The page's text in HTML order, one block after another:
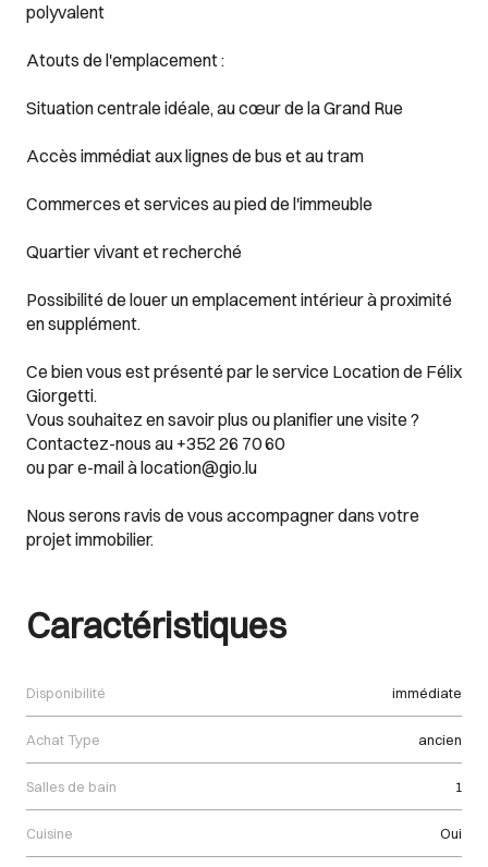
polyvalent
Atouts de l'emplacement :
Situation centrale idéale, au cœur de la Grand Rue
Accès immédiat aux lignes de bus et au tram
Commerces et services au pied de l'immeuble
Quartier vivant et recherché
Possibilité de louer un emplacement intérieur à proximité
en supplément.
Ce bien vous est présenté par le service Location de Félix
Giorgetti.
Vous souhaitez en savoir plus ou planifier une visite ?
Contactez-nous au +352 26 70 60
ou par e-mail à location@gio.lu
Nous serons ravis de vous accompagner dans votre
projet immobilier.
Caractéristiques
Disponibilité immédiate
Achat Type ancien
Salles de bain 1
Cuisine Oui